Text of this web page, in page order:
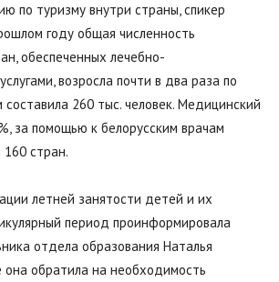
по туризму внутри страны, спикер
году общая численность
обеспеченных лечебно-
возросла почти в два раза по
260 тыс. человек. Медицинский
за помощью к белорусским врачам
стран.
летней занятости детей и их
период проинформировала
отдела образования Наталья
она обратила на необходимость